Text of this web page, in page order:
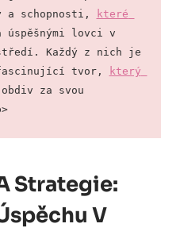
a schopnosti,
které
úspěšnými lovci v
Každý z nich je
fascinující tvor,
který
za svou
Strategie:
V